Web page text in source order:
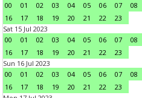
00
01 02 03 04 05 06 07 08
16
17 18 19 20 21 22
23
Sat 15 Jul 2023
00
01 02 03 04 05 06 07 08
16
17 18 19 20 21 22
23
Sun 16 Jul 2023
00
01 02 03 04 05 06 07 08
16
17 18 19 20 21 22
23